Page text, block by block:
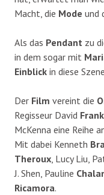
Macht, die Mode und
Als das Pendant zu
in dem sogar mit
Einblick in diese
Der Film vereint die
Regisseur David
McKenna eine Reihe
Mit dabei Kenneth
Theroux, Lucy Liu,
J. Shen, Pauline
Ricamora.